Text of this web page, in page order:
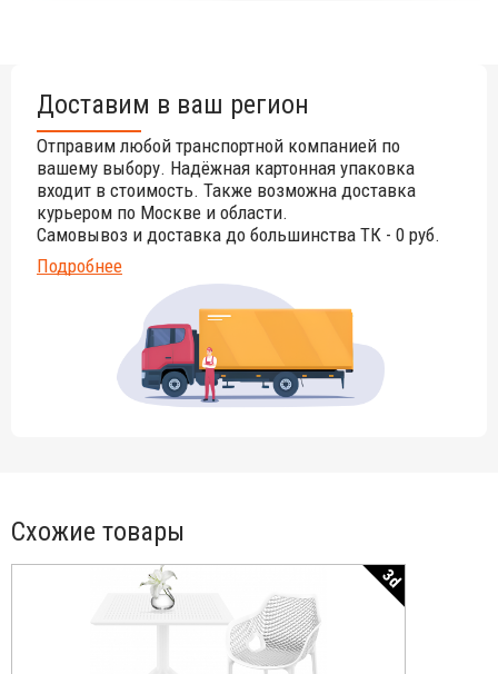
Доставим в ваш регион
Отправим любой транспортной компанией по
вашему выбору. Надёжная картонная упаковка
входит в стоимость. Также возможна доставка
курьером по Москве и области.
Самовывоз и доставка до большинства ТК - 0 руб.
Подробнее
Схожие товары
3d